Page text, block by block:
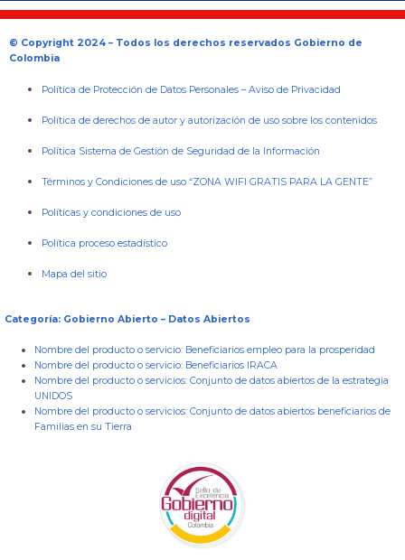
© Copyright 2024 – Todos los derechos reservados Gobierno de
Colombia
Política de Protección de Datos Personales –Aviso de Privacidad
Política de derechos de autor y autorización de uso sobre los contenidos
Política Sistema de Gestión de Seguridad de la Información
Términos y Condiciones de uso “ZONA WIFI GRATIS PARA LA GENTE”
Políticas y condiciones de uso
Política proceso estadístico
Mapa del sitio
Categoría: Gobierno Abierto – Datos Abiertos
Nombre del producto o servicio: Beneficiarios empleo para la prosperidad
Nombre del producto o servicio: Beneficiarios IRACA
Nombre del producto o servicios: Conjunto de datos abiertos de la estrategia
UNIDOS
Nombre del producto o servicios: Conjunto de datos abiertos beneficiarios de
Familias en su Tierra